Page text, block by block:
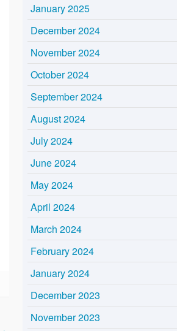
January 2025
December 2024
November 2024
October 2024
September 2024
August 2024
July 2024
June 2024
May 2024
April 2024
March 2024
February 2024
January 2024
December 2023
November 2023